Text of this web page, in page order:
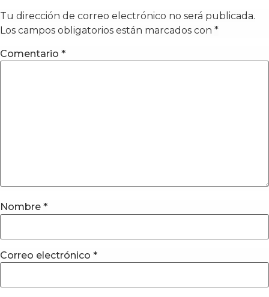
Tu dirección de correo electrónico no será publicada.
Los campos obligatorios están marcados con *
Comentario *
Nombre *
Correo electrónico *